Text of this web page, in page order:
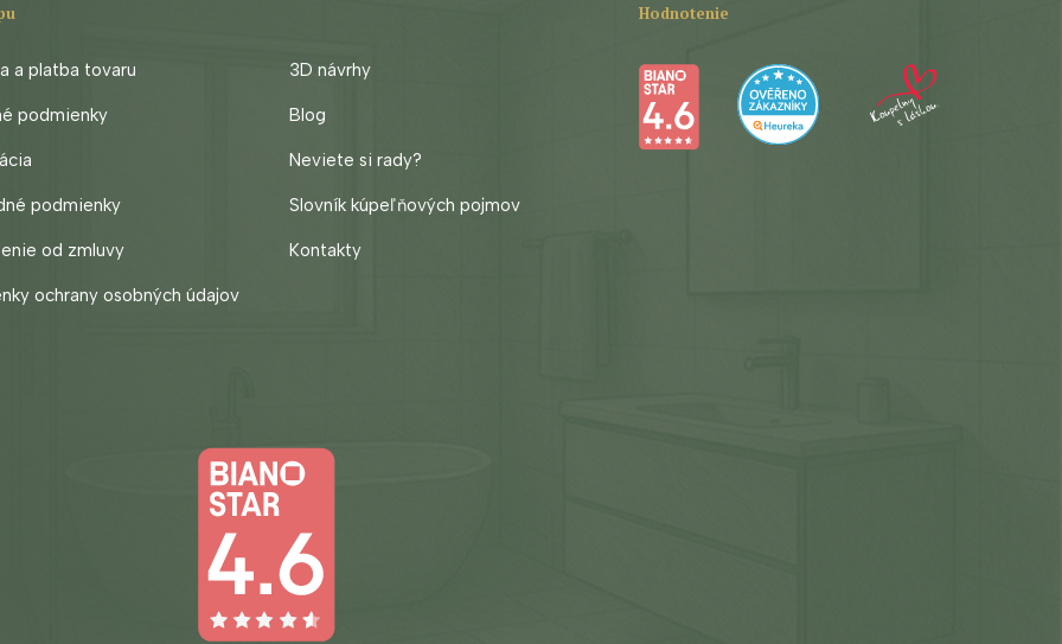
a platba tovaru
podmienky
podmienky
od zmluvy
ochrany osobných údajov
3D návrhy
Blog
Neviete si rady?
Slovník kúpeľňových pojmov
Kontakty
Hodnotenie